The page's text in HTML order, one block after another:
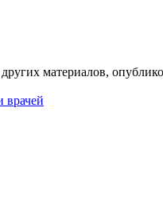
материалов,
врачей